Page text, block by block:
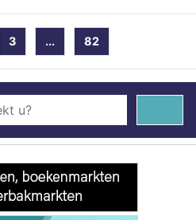
3 ... 82